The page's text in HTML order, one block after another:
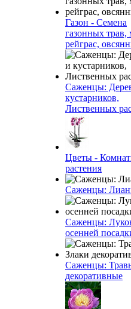
Газон - Семена
газонных трав,
рейграс,
Саженцы:
кустарников,
Лиственных
Цветы -
растения
Саженцы:
Саженцы:
осенней
Саженцы:
декоративные